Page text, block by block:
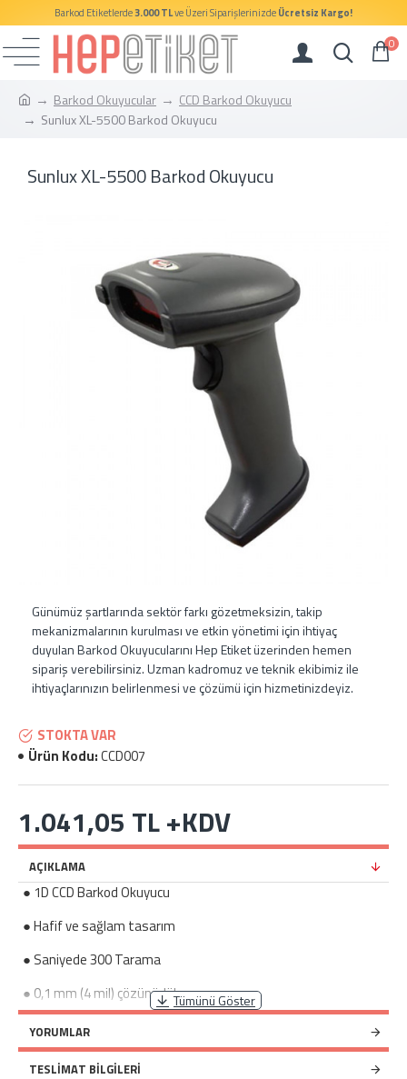
Barkod Etiketlerde3.000 TLve Üzeri SiparişlerinizdeÜcretsiz Kargo!
0
Barkod Okuyucular
CCD Barkod Okuyucu
Sunlux XL-5500 Barkod Okuyucu
Sunlux XL-5500 Barkod Okuyucu
Günümüz şartlarında sektör farkı gözetmeksizin, takip
mekanizmalarının kurulması ve etkin yönetimi için ihtiyaç
duyulan Barkod Okuyucularını Hep Etiket üzerinden hemen
sipariş verebilirsiniz. Uzman kadromuz ve teknik ekibimiz ile
ihtiyaçlarınızın belirlenmesi ve çözümü için hizmetinizdeyiz.
1.041,05 TL +KDV
STOKTA VAR
Ürün Kodu:CCD007
AÇIKLAMA
● 1D CCD Barkod Okuyucu
● Hafif ve sağlam tasarım
● Saniyede 300 Tarama
● 0,1 mm (4 mil) çözünürlük
● 40 ~ 300 mm okuma mesafesi
● 32 Bit Mikroişlemci
YORUMLAR
TESLIMAT BILGILERI